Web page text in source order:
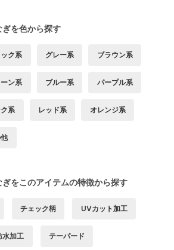
を色から探す
ク系 グレー系 ブラウン系
ン系 ブルー系 パープル系
系 レッド系 オレンジ系
をこのアイテムの特徴から探す
チェック柄 UVカット加工
水加工 テーパード